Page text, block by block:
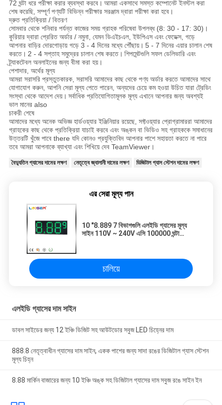
72 ঘন্টা ধরে পরীক্ষা করার ব্যবস্থা করবে। আমরা একসাথে সমস্ত কম্পোনেট ইনস্টল করা
শেষ করেছি, সম্পূর্ণ পণ্যটি বিভিন্ন পরীক্ষার সরঞ্জাম দ্বারা পরীক্ষা করা হবে।
দ্রুত প্রতিক্রিয়া / বিতরণ
সোমবার থেকে শনিবার পর্যন্ত কাজের সময় গ্রাহক পরিষেবা উপলব্ধ (8: 30 - 17: 30)।
কুরিয়ার দ্বারা প্রেরিত অর্ডার / নমুনা, যেমন ডিএইচএল, ইউপিএস এবং ফেডেক্স, গড়ে
আপনার বাড়ির দোরগোড়ায় গড়ে 3 - 4 দিনের মধ্যে পৌঁছায়। 5 - 7 দিনের এয়ার চালান শেষ
করতে। 2 - 4 সপ্তাহ সমুদ্রের চালান শেষ করতে। শিপমেন্টগুলি সফল ডেলিভারি এবং
ট্র্যাকটেবল অনলাইনের জন্য বীমা করা হয়।
পেশাদার, অর্থের মূল্য
আমরা সরাসরি প্রস্তুতকারক, সরাসরি আমাদের কাছ থেকে পণ্য অর্ডার করতে আমাদের সাথে
যোগাযোগ করুন, আপনি সেরা মূল্য পেতে পারেন, অন্যদের চেয়ে কম হওয়া উচিত যারা ট্রেডিং
সংস্থা থেকে আদেশ দেয়। সর্বাধিক প্রতিযোগিতামূলক মূল্য এখানে আপনার জন্য অবশ্যই
ভাল মানের also
চাকরী শেষে
আমাদের মধ্যে অনেক অভিজ্ঞ হার্ডওয়্যার ইঞ্জিনিয়ার রয়েছে, সফ্টওয়্যার প্রোগ্রামাররা আমাদের
গ্রাহকের কাছ থেকে প্রতিক্রিয়া যাচাই করবে এবং অঙ্কন বা ভিডিও সহ গ্রাহককে সমাধানের
উত্তরটি খুঁজে পাবে there যদি কোনও প্রযুক্তিবিদ আপনার পাশে সহায়তা করতে না পারে
তবে আমরা আপনাকে ব্যাখ্যা এবং শিখিয়ে দেব TeamViewer।
বৈদ্যুতিন গ্যাসের দামের লক্ষণ নেতৃত্বে জ্বালানী দামের লক্ষণ ডিজিটাল গ্যাস স্টেশন দামের লক্ষণ
এর সেরা মূল্য পান
10 "8.889 7 বিভাগগুলি এলইডি গ্যাসের মূল্য
সাইন 110V ~ 240V এসি 100000 ঘন্টা
চালিয়ে
এলইডি গ্যাসের দাম সাইন
ডাবল সাইডের জন্য 12 ইঞ্চি ডিজিট সহ আউটডোর সবুজ LED চিহ্নের দাম
888.8 নেতৃত্বাধীন গ্যাসের দাম সাইন, একক পাশের জন্য সাদা রঙের ডিজিটাল গ্যাস স্টেশন
মূল্য চিহ্ন
8.88 মার্কিন বাজারের জন্য 10 ইঞ্চি অঙ্ক সহ ডিজিটাল গ্যাসের দাম সবুজ রঙে সাইন ইন